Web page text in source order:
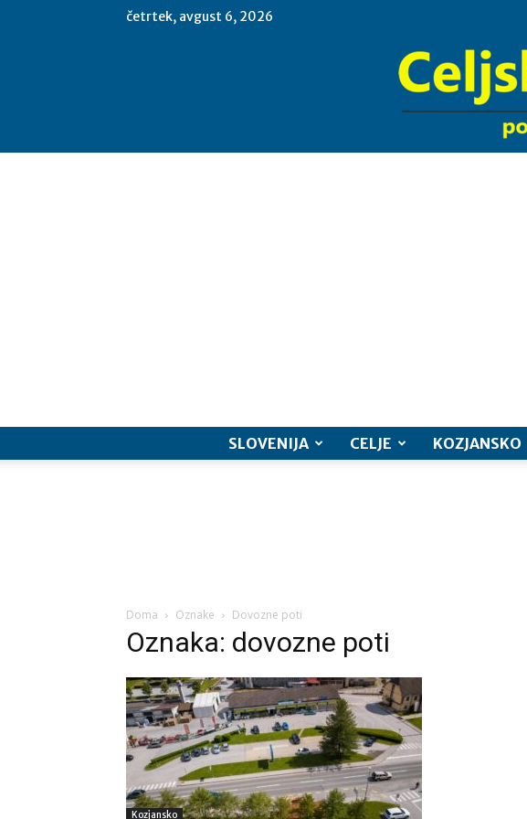
četrtek, avgust 6, 2026
SLOVENIJA CELJE KOZJANSKO
Doma Oznake Dovozne poti
Oznaka: dovozne poti
Kozjansko